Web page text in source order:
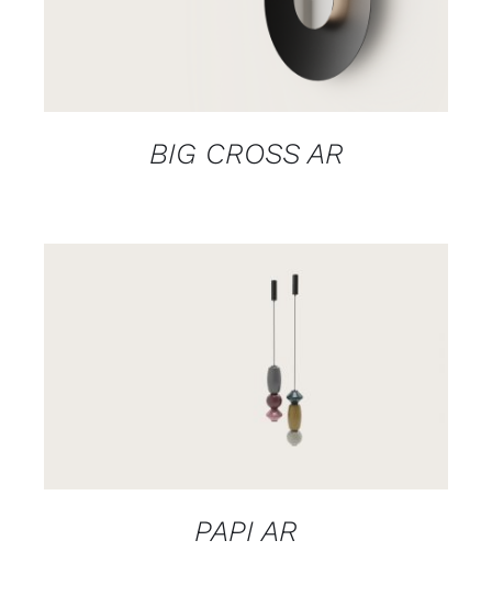
BIG CROSS AR
DETAILS
PAPI AR